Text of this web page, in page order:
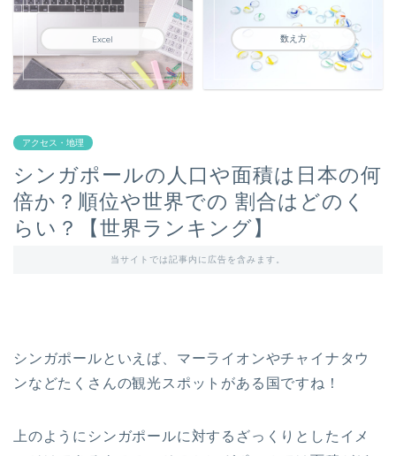
Excel 数え方
アクセス・地理
シンガポールの人口や面積は日本の何
倍か？順位や世界での 割合はどのく
らい？【世界ランキング】
当サイトでは記事内に広告を含みます。
シンガポールといえば、マーライオンやチャイナタウ
ンなどたくさんの観光スポットがある国ですね！
上のようにシンガポールに対するざっくりとしたイメ